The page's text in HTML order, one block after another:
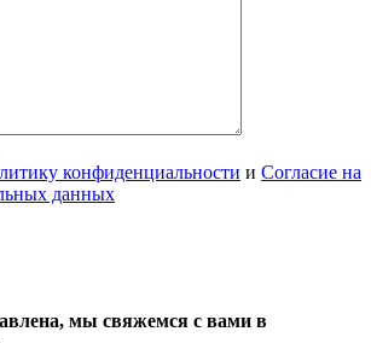
конфиденциальности и Согласие на
данных
мы свяжемся с вами в